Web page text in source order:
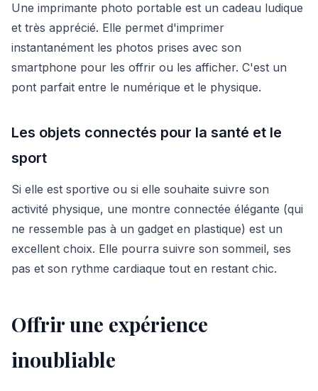
Une imprimante photo portable est un cadeau ludique
et très apprécié. Elle permet d'imprimer
instantanément les photos prises avec son
smartphone pour les offrir ou les afficher. C'est un
pont parfait entre le numérique et le physique.
Les objets connectés pour la santé et le
sport
Si elle est sportive ou si elle souhaite suivre son
activité physique, une montre connectée élégante (qui
ne ressemble pas à un gadget en plastique) est un
excellent choix. Elle pourra suivre son sommeil, ses
pas et son rythme cardiaque tout en restant chic.
Offrir une expérience
inoubliable